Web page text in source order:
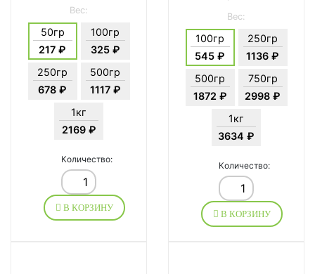
Вес:
50гр
217 ₽
100гр
325 ₽
250гр
678 ₽
500гр
1117 ₽
1кг
2169 ₽
Количество:
В КОРЗИНУ
Вес:
100гр
545 ₽
250гр
1136 ₽
500гр
1872 ₽
750гр
2998 ₽
1кг
3634 ₽
Количество:
В КОРЗИНУ